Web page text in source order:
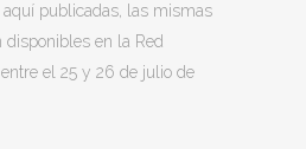
aquí publicadas, las mismas
disponibles en la Red
el 25 y 26 de julio de